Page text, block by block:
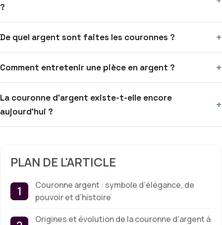
?
De quel argent sont faites les couronnes ? +
Comment entretenir une pièce en argent ? +
La couronne d’argent existe-t-elle encore
aujourd’hui ?
+
PLAN DE L'ARTICLE
Couronne argent : symbole d’élégance, de
pouvoir et d’histoire
Origines et évolution de la couronne d’argent à